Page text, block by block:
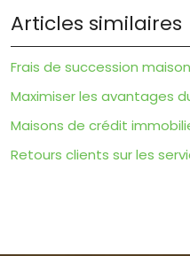
Articles similaires
Frais de succession
Maximiser les avantages
Maisons de crédit
Retours clients sur les